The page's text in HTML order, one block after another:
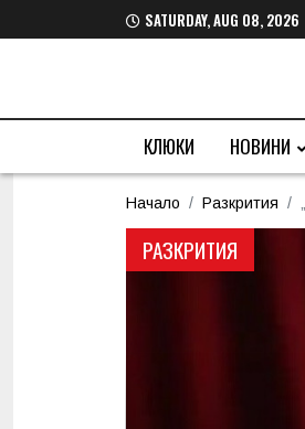
SATURDAY, AUG 08, 2026
КЛЮКИ НОВИНИ
Начало Разкрития
РАЗКРИТИЯ